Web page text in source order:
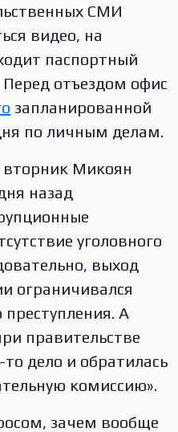
СМИ
видео, на
паспортный
Перед отъездом офис
запланированной
по личным делам.
Микоян
назад
уголовного
выход
ограничивался
А
правительстве
дело и обратилась
комиссию».
зачем вообще